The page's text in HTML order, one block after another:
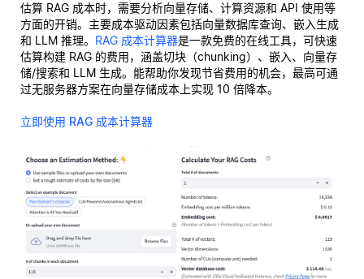
估算 RAG 成本时，需要分析向量存储、计算资源和 API 使用等
方面的开销。主要成本驱动因素包括向量数据库查询、嵌入生成
和 LLM 推理。 RAG 成本计算器是一款免费的在线工具，可快速
估算构建 RAG 的费用，涵盖切块（chunking）、嵌入、向量存
储/搜索和 LLM 生成。能帮助你发现节省费用的机会，最高可通
过无服务器方案在向量存储成本上实现 10 倍降本。
立即使用 RAG 成本计算器